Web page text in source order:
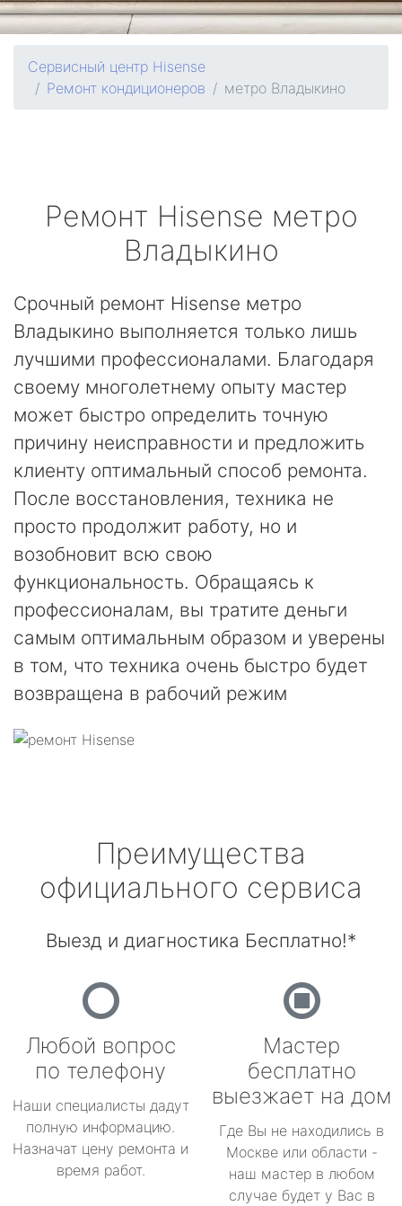
Сервисный центр Hisense
Ремонт кондиционеров
метро Владыкино
Ремонт Hisense метро
Владыкино
Срочный ремонт Hisense метро
Владыкино выполняется только лишь
лучшими профессионалами. Благодаря
своему многолетнему опыту мастер
может быстро определить точную
причину неисправности и предложить
клиенту оптимальный способ ремонта.
После восстановления, техника не
просто продолжит работу, но и
возобновит всю свою
функциональность. Обращаясь к
профессионалам, вы тратите деньги
самым оптимальным образом и уверены
в том, что техника очень быстро будет
возвращена в рабочий режим
Преимущества
официального сервиса
Выезд и диагностика Бесплатно!*
Любой вопрос
по телефону
Наши специалисты дадут
полную информацию.
Назначат цену ремонта и
время работ.
Мастер
бесплатно
выезжает на дом
Где Вы не находились в
Москве или области -
наш мастер в любом
случае будет у Вас в